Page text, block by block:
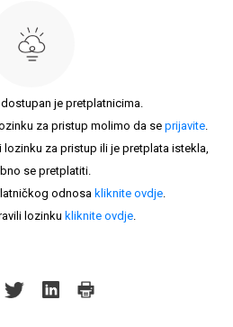
je pretplatnicima.
za pristup molimo da se prijavite.
za pristup ili je pretplata istekla,
se pretplatiti.
odnosa kliknite ovdje.
lozinku kliknite ovdje.